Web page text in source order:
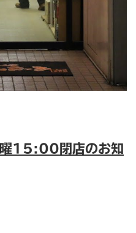
曜15:00閉店のお知